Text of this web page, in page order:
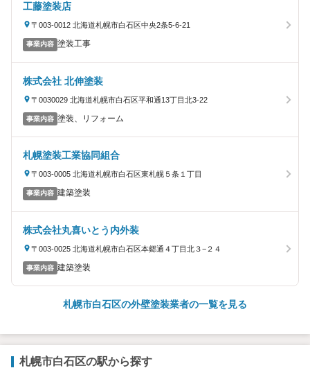
工藤塗装店
〒003-0012 北海道札幌市白石区中央2条5-6-21
事業内容 塗装工事
株式会社 北伸塗装
〒0030029 北海道札幌市白石区平和通13丁目北3-22
事業内容 塗装、リフォーム
札幌塗装工業協同組合
〒003-0005 北海道札幌市白石区東札幌５条１丁目
事業内容 建築塗装
株式会社丸喜いとう内外装
〒003-0025 北海道札幌市白石区本郷通４丁目北３−２４
事業内容 建築塗装
札幌市白石区の外壁塗装業者の一覧を見る
札幌市白石区の駅から探す